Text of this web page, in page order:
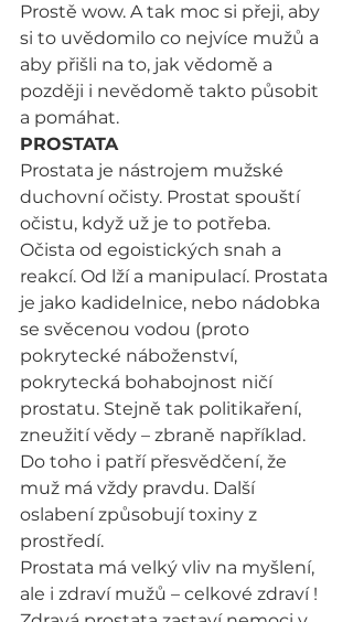
Prostě wow. A tak moc si přeji, aby
si to uvědomilo co nejvíce mužů a
aby přišli na to, jak vědomě a
později i nevědomě takto působit
a pomáhat.
PROSTATA
Prostata je nástrojem mužské
duchovní očisty. Prostat spouští
očistu, když už je to potřeba.
Očista od egoistických snah a
reakcí. Od lží a manipulací. Prostata
je jako kadidelnice, nebo nádobka
se svěcenou vodou (proto
pokrytecké náboženství,
pokrytecká bohabojnost ničí
prostatu. Stejně tak politikaření,
zneužití vědy – zbraně například.
Do toho i patří přesvědčení, že
muž má vždy pravdu. Další
oslabení způsobují toxiny z
prostředí.
Prostata má velký vliv na myšlení,
ale i zdraví mužů – celkové zdraví !